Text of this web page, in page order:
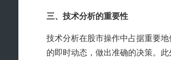
三、技术分析的重要性
技术分析在股市操作中占据重要
的即时动态，做出准确的决策。